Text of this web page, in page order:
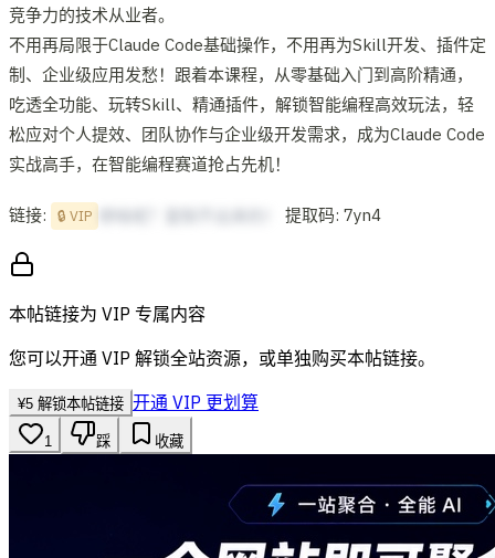
竞争力的技术从业者。
不用再局限于Claude Code基础操作，不用再为Skill开发、插件定
制、企业级应用发愁！跟着本课程，从零基础入门到高阶精通，
吃透全功能、玩转Skill、精通插件，解锁智能编程高效玩法，轻
松应对个人提效、团队协作与企业级开发需求，成为Claude Code
实战高手，在智能编程赛道抢占先机！
链接: 🔒 VIP 提取码: 7yn4
本帖链接为 VIP 专属内容
您可以开通 VIP 解锁全站资源，或单独购买本帖链接。
¥5 解锁本帖链接 开通 VIP 更划算
1 踩 收藏